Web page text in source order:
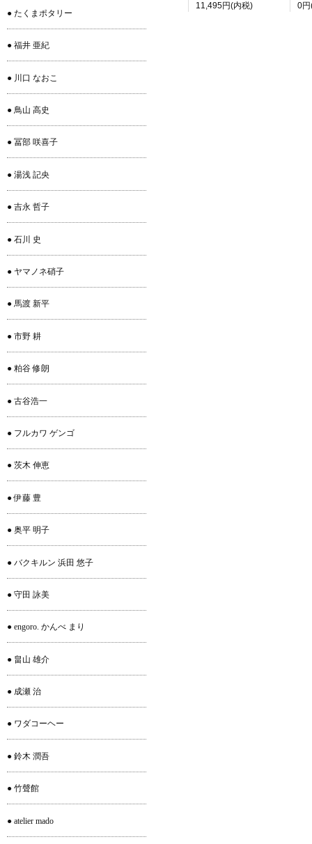
11,495円(内税) 0
● たくまポタリー
● 福井 亜紀
● 川口 なおこ
● 鳥山 高史
● 冨部 咲喜子
● 湯浅 記央
● 吉永 哲子
● 石川 史
● ヤマノネ硝子
● 馬渡 新平
● 市野 耕
● 粕谷 修朗
● 古谷浩一
● フルカワ ゲンゴ
● 茨木 伸恵
● 伊藤 豊
● 奥平 明子
● バクキルン 浜田 悠子
● 守田 詠美
● engoro. かんべ まり
● 畠山 雄介
● 成瀬 治
● ワダコーヘー
● 鈴木 潤吾
● 竹聲館
● atelier mado